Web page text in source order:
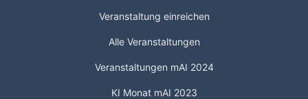
Veranstaltung einreichen
Alle Veranstaltungen
Veranstaltungen mAI 2024
KI Monat mAI 2023